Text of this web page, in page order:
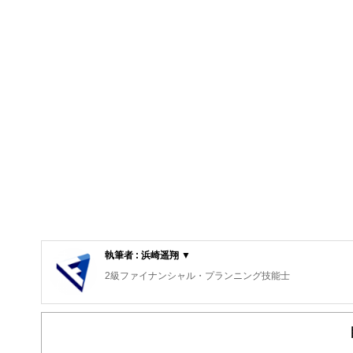
執筆者 : 浜崎遥翔 ▼
2級ファイナンシャル・プランニング技能士